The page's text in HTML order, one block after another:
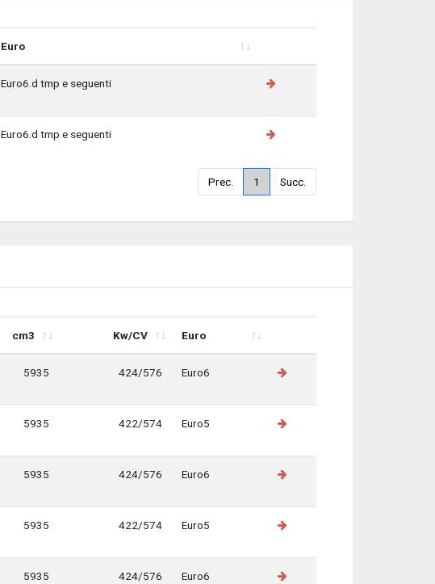
Euro
Euro6.d tmp e seguenti
Euro6.d tmp e seguenti
Prec. 1 Succ.
cm3 Kw/CV Euro
5935 424/576 Euro6
5935 422/574 Euro5
5935 424/576 Euro6
5935 422/574 Euro5
5935 424/576 Euro6